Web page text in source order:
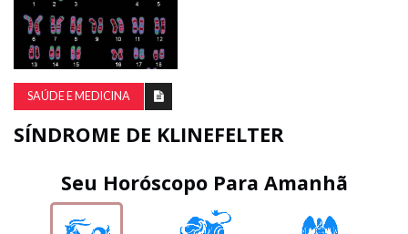
SAÚDE E MEDICINA
SÍNDROME DE KLINEFELTER
Seu Horóscopo Para Amanhã